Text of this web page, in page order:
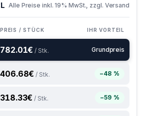
Alle Preise inkl. 19% MwSt., zzgl. Versand
PREIS / STÜCK IHR VORTEIL
782.01€ / Stk. Grundpreis
406.68€ / Stk. −48 %
318.33€ / Stk. −59 %